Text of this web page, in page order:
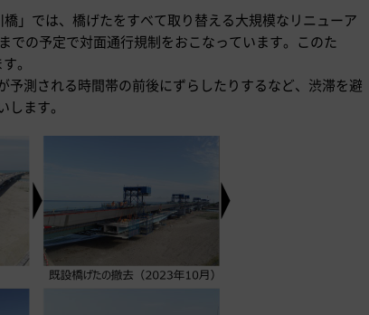
」では、橋げたをすべて取り替える大規模なリニューア
での予定で対面通行規制をおこなっています。このた
。
測される時間帯の前後にずらしたりするなど、渋滞を避
ます。